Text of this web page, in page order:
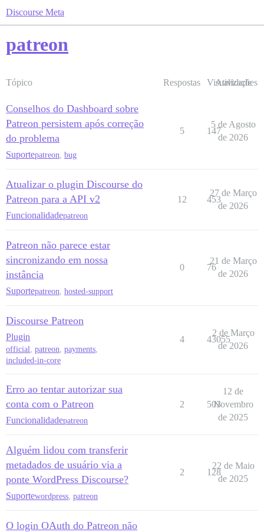
Discourse Meta
patreon
Tópico Respostas Visualizações
Atividade
Conselhos do Dashboard sobre
Patreon persistem após correção
do problema
Suportepatreon bug
5 147
5 de Agosto
de 2026
Atualizar o plugin Discourse do
Patreon para a API v2
Funcionalidadepatreon
12 453
27 de Março
de 2026
Patreon não parece estar
sincronizando em nossa
instância
Suportepatreon hosted-support
0 76
21 de Março
de 2026
Discourse Patreon
Plugin
official, patreon, payments,
included-in-core
4 43055
2 de Março
de 2026
Erro ao tentar autorizar sua
conta com o Patreon
Funcionalidadepatreon
2 503
12 de
Novembro
de 2025
Alguém lidou com transferir
metadados de usuário via a
ponte WordPress Discourse?
Suportewordpress patreon
2 128
22 de Maio
de 2025
O login OAuth do Patreon não